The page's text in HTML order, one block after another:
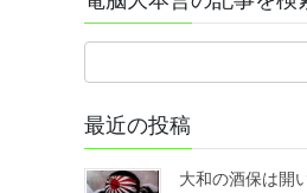
最近の投稿
大和の酒保は開